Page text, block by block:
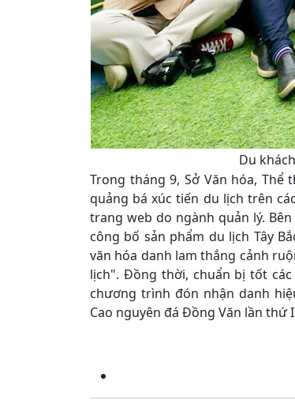
Du
Trong tháng 9, Sở Văn hóa,
quảng bá xúc tiến du lịch trên
trang web do ngành quản lý.
công bố sản phẩm du lịch Tây
văn hóa danh lam thắng cảnh
lịch". Đồng thời, chuẩn bị tốt
chương trình đón nhận danh
Cao nguyên đá Đồng Văn lần thứ